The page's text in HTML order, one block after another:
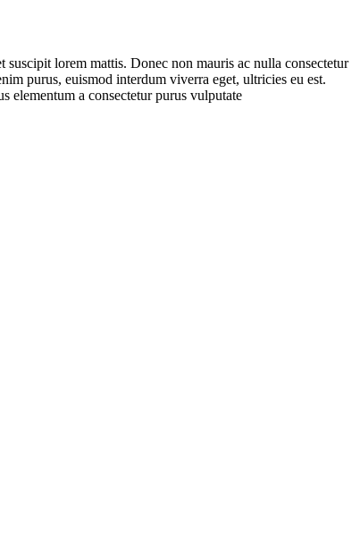
lorem mattis. Donec non mauris ac nulla consectetur
purus, euismod interdum viverra eget, ultricies eu est.
elementum a consectetur purus vulputate